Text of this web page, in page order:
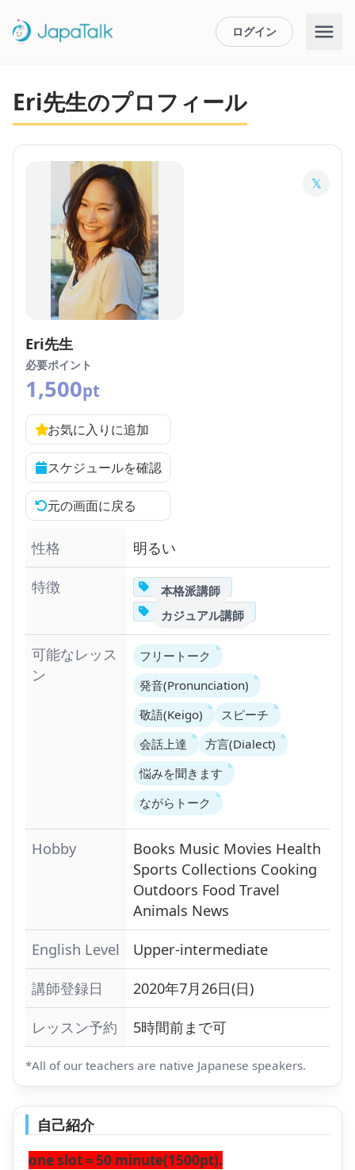
ログイン
Eri先生のプロフィール
𝕏
Eri先生
必要ポイント
1,500pt
お気に入りに追加
スケジュールを確認
元の画面に戻る
性格
明るい
特徴
本格派講師
カジュアル講師
可能なレッス
ン
フリートーク
発音(Pronunciation)
敬語(Keigo)
スピーチ
会話上達
方言(Dialect)
悩みを聞きます
ながらトーク
Hobby Books Music Movies Health
Sports Collections Cooking
Outdoors Food Travel
Animals News
English Level
Upper-intermediate
講師登録日
2020年7月26日(日)
レッスン予約
5時間前まで可
*All of our teachers are native Japanese speakers.
自己紹介
one slot＝50 minute(1500pt).